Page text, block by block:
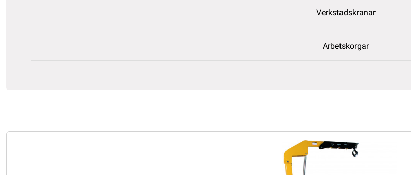
Verkstadskranar
Arbetskorgar